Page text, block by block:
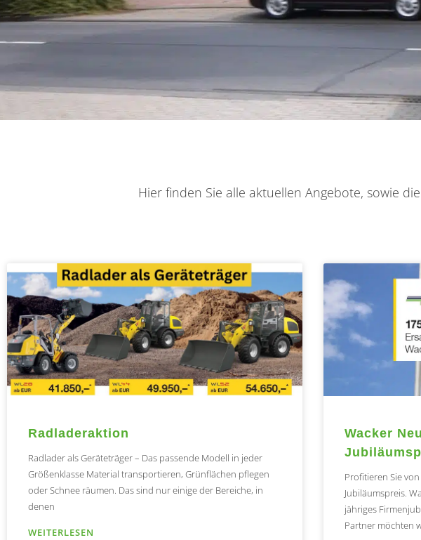
Hier finden Sie alle aktuellen Angebote, sowie
Radladeraktion
Radlader als Geräteträger – Das passende Modell in jeder
Größenklasse Material transportieren, Grünflächen pflegen
oder Schnee räumen. Das sind nur einige der Bereiche, in
denen
WEITERLESEN
Wacker
Profitieren Sie
Jubiläumspreis.
jähriges
Partner möchten